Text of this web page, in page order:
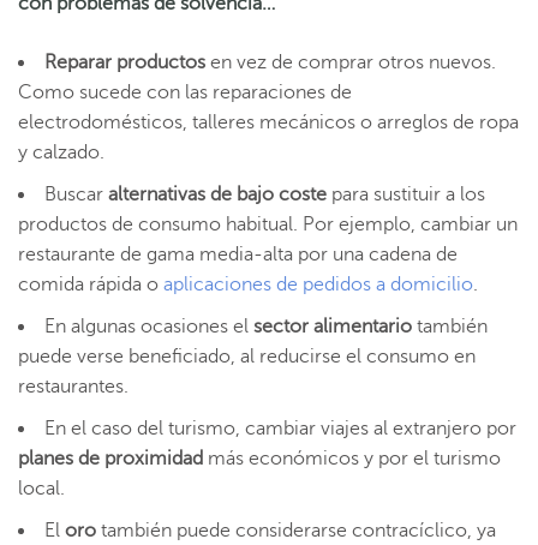
Reparar productos en vez de comprar otros nuevos.
Como sucede con las reparaciones de
electrodomésticos, talleres mecánicos o arreglos de ropa
y calzado.
Buscar alternativas de bajo coste para sustituir a los
productos de consumo habitual. Por ejemplo, cambiar un
restaurante de gama media-alta por una cadena de
comida rápida o aplicaciones de pedidos a domicilio.
En algunas ocasiones el sector alimentario también
puede verse beneficiado, al reducirse el consumo en
restaurantes.
En el caso del turismo, cambiar viajes al extranjero por
planes de proximidad más económicos y por el turismo
local.
El oro también puede considerarse contracíclico, ya